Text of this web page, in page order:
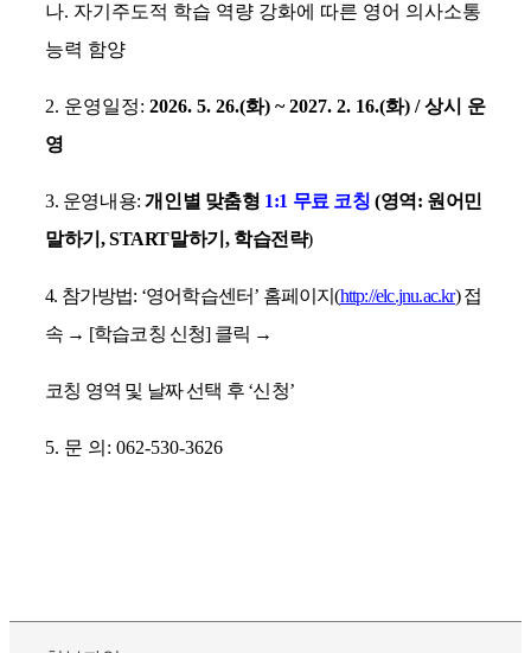
나. 자기주도적 학습 역량 강화에 따른 영어 의사소통
능력 함양
2. 운영일정: 2026. 5. 26.(화) ~ 2027. 2. 16.(화) /상시 운
영
3. 운영내용:개인별 맞춤형 1:1 무료 코칭(영역: 원어민
말하기 , START말하기 , 학습전략)
4. 참가방법: ‘영어학습센터’ 홈페이지(http://elc.jnu.ac.kr)접
속 → [학습코칭 신청] 클릭 →
코칭 영역 및 날짜 선택 후 ‘신청’
5. 문 의 : 062-530-3626